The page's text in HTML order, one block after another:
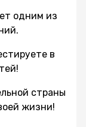
одним из
в
страны
жизни!